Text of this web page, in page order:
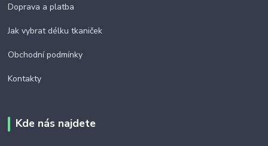
Doprava a platba
Jak vybrat délku tkaniček
Obchodní podmínky
Kontakty
Kde nás najdete